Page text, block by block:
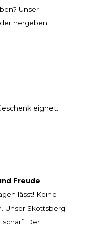
Unser
hergeben
eignet.
Freude
lässt! Keine
Unser Skottsberg
scharf. Der